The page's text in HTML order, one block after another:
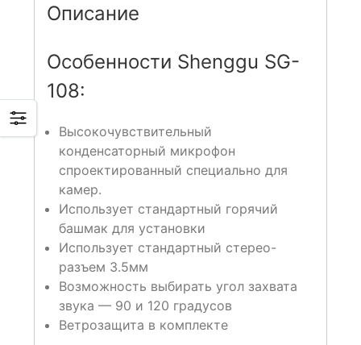
Описание
Особенности Shenggu SG-
108:
Высокочувствительный
конденсаторный микрофон
спроектированный специально для
камер.
Использует стандартный горячий
башмак для установки
Использует стандартный стерео-
разъем 3.5мм
Возможность выбирать угол захвата
звука — 90 и 120 градусов
Ветрозащита в комплекте